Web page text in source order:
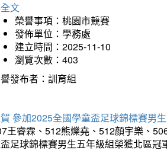
文
榮譽事項：桃園市競賽
發佈單位：學務處
建立時間：2025-11-10
瀏覽次數：403
發布者：訓育組
參加2025全國學童盃足球錦標賽男
王睿霖、512熊爍堯、512顏宇樂、
足球錦標賽男生五年級組榮獲北區冠